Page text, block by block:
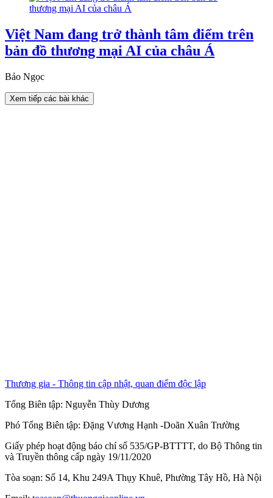
Việt Nam đang trở thành tâm điểm trên
bản đồ thương mại AI của châu Á
Bảo Ngọc
Xem tiếp các bài khác
Thương gia - Thông tin cập nhật, quan điểm độc lập
Tổng Biên tập: Nguyễn Thùy Dương
Phó Tổng Biên tập: Đặng Vương Hạnh -Doãn Xuân Trường
Giấy phép hoạt động báo chí số 535/GP-BTTTT, do Bộ Thông tin
và Truyền thông cấp ngày 19/11/2020
Tòa soạn: Số 14, Khu 249A Thụy Khuê, Phường Tây Hồ, Hà Nội